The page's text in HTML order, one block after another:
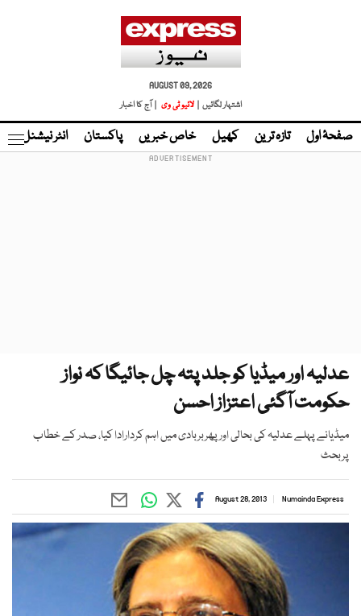
AUGUST 09, 2026
اشتہار لگائیں |
لائیو ٹی وی | آج کا اخبار
صفحۂ اول تازہ ترین کھیل خاص خبریں پاکستان انٹر نیشنل
عدلیہ اور میڈیا کو جلد پتہ چل جائیگا کہ نواز
حکومت آگئی اعتزاز احسن
میڈیانے پہلے عدلیہ کی بحالی اورپھربربادی میں اہم کردارادا کیا، صدر کے خطاب
پربحث
Numainda Express
August 28, 2013